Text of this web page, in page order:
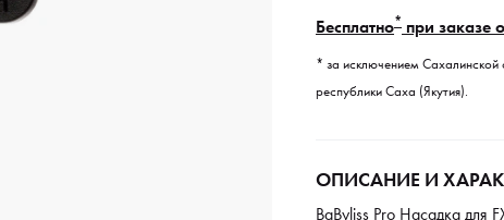
Бесплатно* при заказе
* за исключением Сахалинской
республики Саха (Якутия).
ОПИСАНИЕ И
BaByliss Pro Насадка для